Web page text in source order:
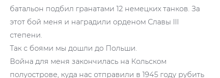
батальон подбил гранатами 12 немецких танков. За
этот бой меня и наградили орденом Славы III
степени.
Так с боями мы дошли до Польши.
Война для меня закончилась на Кольском
полуострове, куда нас отправили в 1945 году рубить